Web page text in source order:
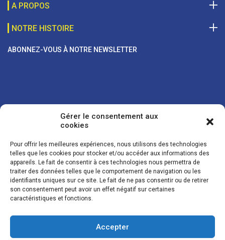
Gérer le consentement aux
cookies
Pour offrir les meilleures expériences, nous utilisons des technologies
telles que les cookies pour stocker et/ou accéder aux informations des
appareils. Le fait de consentir à ces technologies nous permettra de
traiter des données telles que le comportement de navigation ou les
identifiants uniques sur ce site. Le fait de ne pas consentir ou de retirer
son consentement peut avoir un effet négatif sur certaines
caractéristiques et fonctions.
Accepter
A PROPOS
NOTRE HISTOIRE
ABONNEZ-VOUS À NOTRE NEWSLETTER
Vos coordonnées sont uniquement utilisées pour vous envoyer des
lettres d'information sur nos activités. Vous pouvez à tout moment
utiliser le lien de désinscription figurant dans la lettre d'information.
© LES NOUVELLES DE LA BOULANGERIE - Tous droits réservés - Réalisation :
Josh Digital